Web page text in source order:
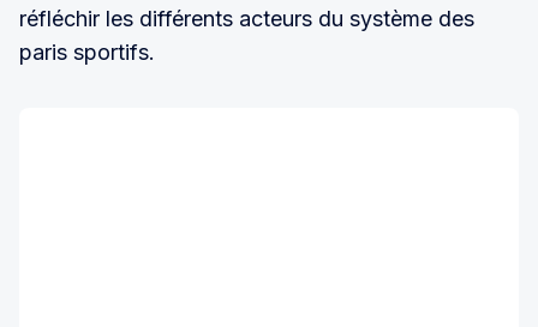
réfléchir les différents acteurs du système des
paris sportifs.